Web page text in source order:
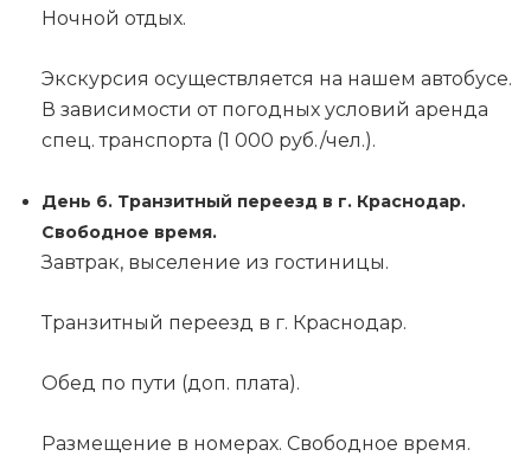
Ночной отдых.
Экскурсия осуществляется на нашем автобусе.
В зависимости от погодных условий аренда
спец. транспорта (1 000 руб./чел.).
День 6. Транзитный переезд в г. Краснодар.
Свободное время.
Завтрак, выселение из гостиницы.
Транзитный переезд в г. Краснодар.
Обед по пути (доп. плата).
Размещение в номерах. Свободное время.